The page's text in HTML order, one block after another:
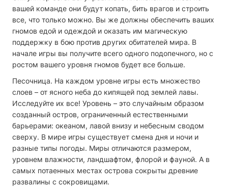
вашей команде они будут копать, бить врагов и строить
все, что только можно. Вы же должны обеспечить ваших
гномов едой и одеждой и оказать им магическую
поддержку в бою против других обитателей мира. В
начале игры вы получите всего одного подопечного, но с
ростом вашего уровня гномов будет все больше.
Песочница. На каждом уровне игры есть множество
слоев – от ясного неба до кипящей под землей лавы.
Исследуйте их все! Уровень – это случайным образом
созданный остров, ограниченный естественными
барьерами: океаном, лавой внизу и небесным сводом
сверху. В мире игры существует смена дня и ночи и
разные типы погоды. Миры отличаются размером,
уровнем влажности, ландшафтом, флорой и фауной. А в
самых потаенных местах острова сокрыты древние
развалины с сокровищами.